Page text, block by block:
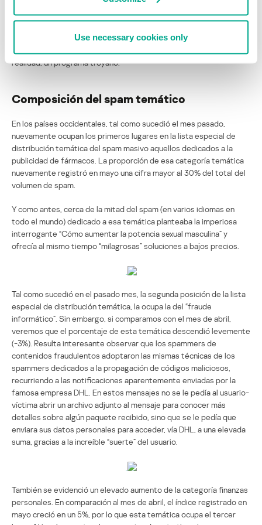
Use necessary cookies only
Pero el “instrumento” tan generosamente ofrecido resulta ser, en
realidad, un programa troyano.
Composición del spam temático
En los países occidentales, tal como sucedió el mes pasado,
nuevamente ocupan los primeros lugares en la lista especial de
distribución temática del spam masivo aquellos dedicados a la
publicidad de fármacos. La proporción de esa categoría temática
nuevamente registró en mayo una cifra mayor al 30% del total del
volumen de spam.
Y como antes, cerca de la mitad del spam (en varios idiomas en
todo el mundo) dedicado a esa temática planteaba la imperiosa
interrogante “Cómo aumentar la potencia sexual masculina” y
ofrecía al mismo tiempo “milagrosas” soluciones a bajos precios.
Tal como sucedió en el pasado mes, la segunda posición de la lista
especial de distribución temática, la ocupa la del “fraude
informático”. Sin embargo, si comparamos con el mes de abril,
veremos que el porcentaje de esta temática descendió levemente
(-3%). Resulta interesante observar que los spammers de
contenidos fraudulentos adoptaron las mismas técnicas de los
spammers dedicados a la propagación de códigos maliciosos,
recurriendo a las notificaciones aparentemente enviadas por la
famosa empresa DHL. En estos mensajes no se le pedía al usuario-
víctima abrir un archivo adjunto al mensaje para conocer más
detalles sobre algún paquete recibido, sino que se le pedía que
enviara sus datos personales para acceder, vía DHL, a una elevada
suma, gracias a la increíble “suerte” del usuario.
También se evidenció un elevado aumento de la categoría finanzas
personales. En comparación al mes de abril, el índice registrado en
mayo creció en un 5%, por lo que esta temática ocupa el tercer